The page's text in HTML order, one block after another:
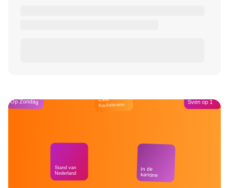
Op Zondag
Stand van
Nederland
Café
Kockelmann
In de
kantine
Sven op 1